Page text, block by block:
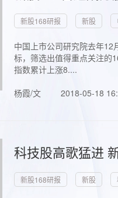
新股168研报 新股
中国上市公司研究院去年
标，筛选出值得重点关注的
指数累计上涨8....
杨霞/文
2018-05-18
科技股高歌猛进
新股168研报 新股